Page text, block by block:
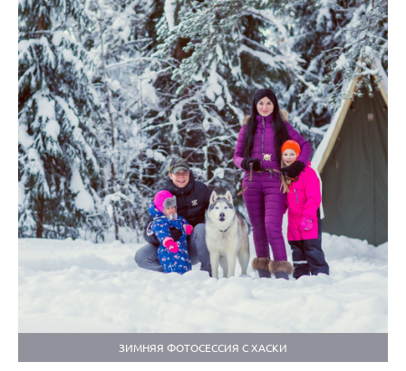
ЗИМНЯЯ ФОТОСЕССИЯ С ХАСКИ